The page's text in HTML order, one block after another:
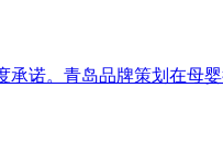
诺。青岛品牌策划在母